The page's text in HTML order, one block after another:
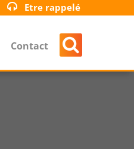
Etre rappelé
Contact